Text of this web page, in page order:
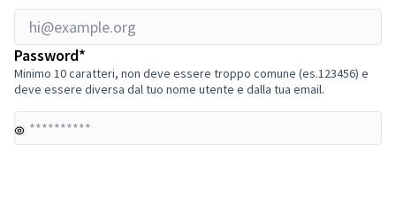
Password*
Minimo 10 caratteri, non deve essere troppo comune (es.123456) e
deve essere diversa dal tuo nome utente e dalla tua email.